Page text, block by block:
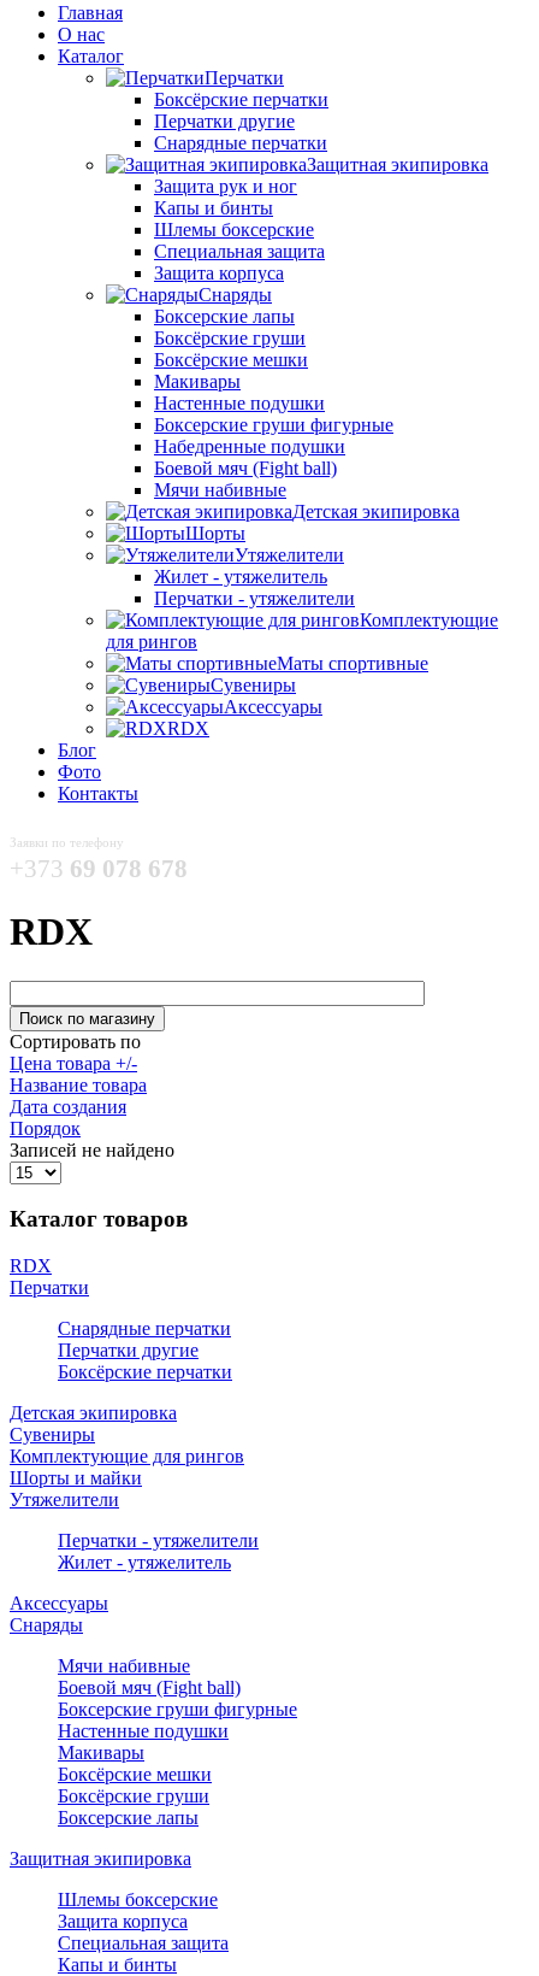
Главная
О нас
Каталог
Перчатки
Боксёрские перчатки
Перчатки другие
Снарядные перчатки
Защитная экипировка
Защита рук и ног
Капы и бинты
Шлемы боксерские
Специальная защита
Защита корпуса
Снаряды
Боксерские лапы
Боксёрские груши
Боксёрские мешки
Макивары
Настенные подушки
Боксерские груши фигурные
Набедренные подушки
Боевой мяч (Fight ball)
Мячи набивные
Детская экипировка
Шорты
Утяжелители
Жилет - утяжелитель
Перчатки - утяжелители
Комплектующие
для рингов
Маты спортивные
Сувениры
Аксессуары
RDX
Блог
Фото
Контакты
Заявки по телефону
+373 69 078 678
RDX
Сортировать по
Цена товара +/-
Название товара
Дата создания
Порядок
Записей не найдено
Каталог товаров
RDX
Перчатки
Снарядные перчатки
Перчатки другие
Боксёрские перчатки
Детская экипировка
Сувениры
Комплектующие для рингов
Шорты и майки
Утяжелители
Перчатки - утяжелители
Жилет - утяжелитель
Аксессуары
Снаряды
Мячи набивные
Боевой мяч (Fight ball)
Боксерские груши фигурные
Настенные подушки
Макивары
Боксёрские мешки
Боксёрские груши
Боксерские лапы
Защитная экипировка
Шлемы боксерские
Защита корпуса
Специальная защита
Капы и бинты